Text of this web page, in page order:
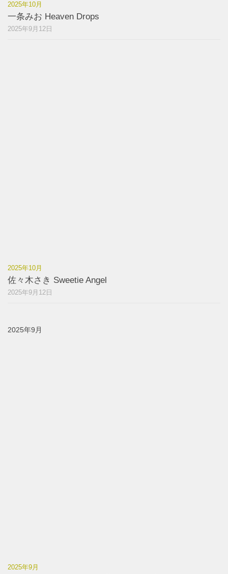
2025年10月
一条みお Heaven Drops
2025年9月12日
2025年10月
佐々木さき Sweetie Angel
2025年9月12日
2025年9月
2025年9月